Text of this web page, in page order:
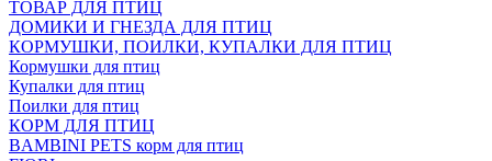
ТОВАР ДЛЯ ПТИЦ
ДОМИКИ И ГНЕЗДА ДЛЯ ПТИЦ
КОРМУШКИ, ПОИЛКИ, КУПАЛКИ ДЛЯ ПТИЦ
Кормушки для птиц
Купалки для птиц
Поилки для птиц
КОРМ ДЛЯ ПТИЦ
BAMBINI PETS корм для птиц